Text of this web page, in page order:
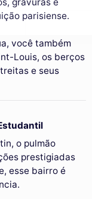
parisiense.
você também
Louis, os berços
e seus
o pulmão
prestigiadas
esse bairro é